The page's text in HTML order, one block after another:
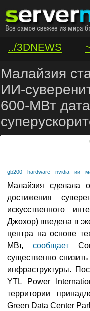
../3DNEWS
/VAR/CONTACT
Малайзия
ИИ-
600-МВт
gb200 hardware nvidia ии
Малайзия сделала
достижения
искусственного
Джохор) введена в
центра на основе
МВт, сообщает
существенно
инфраструктуры.
YTL Power
территории
Green Data Center